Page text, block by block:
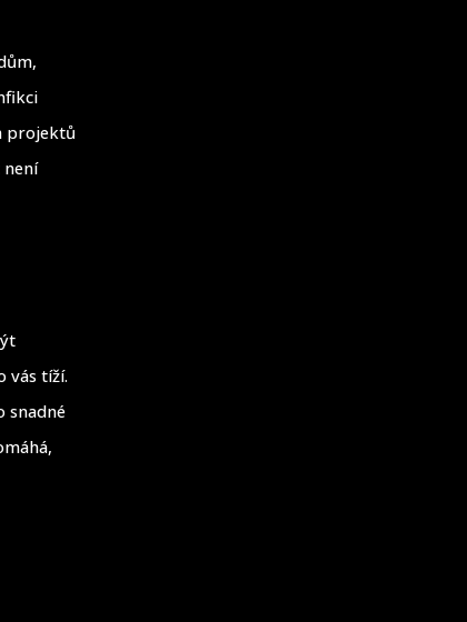
projektů
není
vás tíží.
snadné